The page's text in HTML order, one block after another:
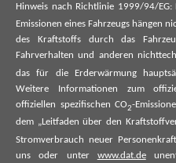
Hinweis nach Richtlinie 1999/94/
Emissionen eines Fahrzeugs hängen
des Kraftstoffs durch das
Fahrverhalten und anderen
das für die Erderwärmung
Weitere Informationen zum
offiziellen spezifischen CO2-
dem „Leitfaden über den
Stromverbrauch neuer
uns oder unter www.dat.de